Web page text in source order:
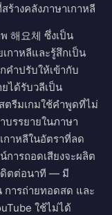
ร้างคลังภาษาเกาหลี
해요체 ซึ่งเป็น
กาหลีและรู้สึกเป็น
คำปรับให้เข้ากับ
ได้รับวลีเป็น
ตรีมเกมใช้คำพูดที่ไม่
บรรยายในภาษา
กาหลีในอัตราที่ลด
ารถอดเสียงจะผลิต
ดิตต่อนาที — มี
การถ่ายทอดสด และ
ใช้ไม่ได้